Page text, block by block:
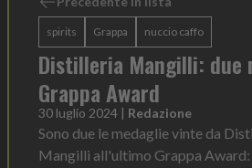
spirits Grappa nuccio caffo
Distilleria Mangilli: due
Grappa Award
30 luglio 2024 | Redazione
Sono due le medaglie vinte da
Mangilli all'ultimo Grappa